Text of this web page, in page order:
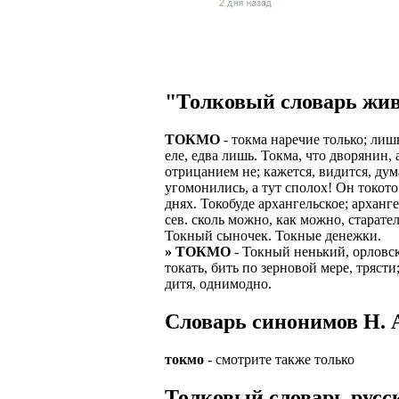
надежность и
ВНИМАНИЕ: Мы
имеет права
Варианты: 1)
2) Рабочая виза
3) Также
Знание языка
Требуются
Средняя
средний,
График 10-12
Авто
Никаких % и
Большой
В наличии авто
Звоните
количество
Дружный
Смартфон для
Скидки и
Выгодные
ЧТОБЫ
Получите
Заполните
Ожидайте
"Толковый словарь
ТОКМО - токма наречие только;
еле, едва лишь. Токма, что дворянин,
отрицанием не; кажется, видится,
угомонились, а тут сполох! Он
днях. Токобуде архангельское;
сев. сколь можно, как можно,
Токный сыночек. Токные денежки.
» ТОКМО - Токный ненький,
токать, бить по зерновой мере,
дитя, однимодно.
Cловарь синонимов Н.
токмо - смотрите также только